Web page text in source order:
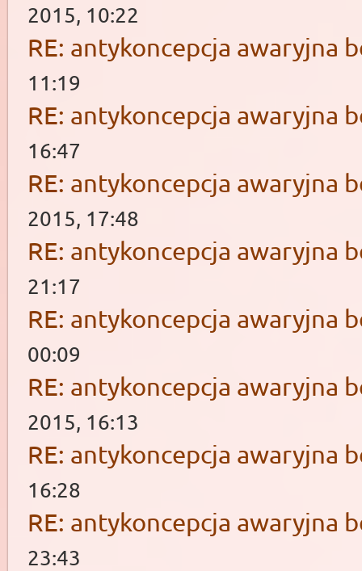
2015, 10:22
RE: antykoncepcja awaryjna
11:19
RE: antykoncepcja awaryjna
16:47
RE: antykoncepcja awaryjna
2015, 17:48
RE: antykoncepcja awaryjna
21:17
RE: antykoncepcja awaryjna
00:09
RE: antykoncepcja awaryjna
2015, 16:13
RE: antykoncepcja awaryjna
16:28
RE: antykoncepcja awaryjna
23:43